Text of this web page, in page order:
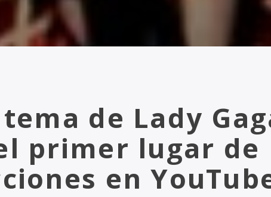
de Lady
primer lugar de
en